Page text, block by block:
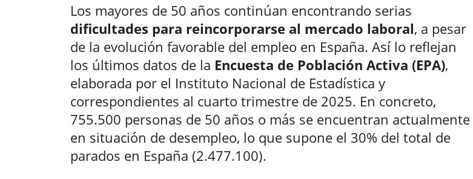
Los mayores de 50 años continúan encontrando serias
dificultades para reincorporarse al mercado laboral, a pesar
de la evolución favorable del empleo en España. Así lo reflejan
los últimos datos de la Encuesta de Población Activa (EPA),
elaborada por el Instituto Nacional de Estadística y
correspondientes al cuarto trimestre de 2025. En concreto,
755.500 personas de 50 años o más se encuentran actualmente
en situación de desempleo, lo que supone el 30% del total de
parados en España (2.477.100).